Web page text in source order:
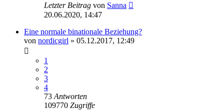
Letzter Beitrag von Sanna
20.06.2020, 14:47
Eine normale binationale Beziehung?
von nordicgirl » 05.12.2017, 12:49
1
2
3
4
73 Antworten
109770 Zugriffe